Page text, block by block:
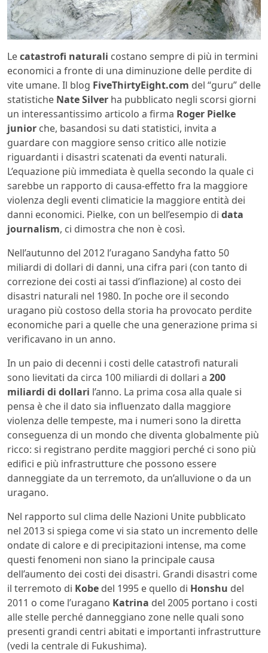
Lecatastrofi naturali costano sempre di più in termini
economici a fronte di una diminuzione delle perdite di
vite umane. Il blog FiveThirtyEight.com del “guru” delle
statistiche Nate Silver ha pubblicato negli scorsi giorni
un interessantissimo articolo a firma Roger Pielke
junior che, basandosi su dati statistici, invita a
guardare con maggiore senso critico alle notizie
riguardanti i disastri scatenati da eventi naturali.
L’equazione più immediata è quella secondo la quale ci
sarebbe un rapporto di causa-effetto fra la maggiore
violenza degli eventi climaticie la maggiore entità dei
danni economici. Pielke, con un bell’esempio di data
journalism, ci dimostra che non è così.
Nell’autunno del 2012 l’uragano Sandyha fatto 50
miliardi di dollari di danni, una cifra pari (con tanto di
correzione dei costi ai tassi d’inflazione) al costo dei
disastri naturali nel 1980. In poche ore il secondo
uragano più costoso della storia ha provocato perdite
economiche pari a quelle che una generazione prima si
verificavano in un anno.
In un paio di decenni i costi delle catastrofi naturali
sono lievitati da circa 100 miliardi di dollari a 200
miliardi di dollari l’anno. La prima cosa alla quale si
pensa è che il dato sia influenzato dalla maggiore
violenza delle tempeste, ma i numeri sono la diretta
conseguenza di un mondo che diventa globalmente più
ricco: si registrano perdite maggiori perché ci sono più
edifici e più infrastrutture che possono essere
danneggiate da un terremoto, da un’alluvione o da un
uragano.
Nel rapporto sul clima delle Nazioni Unite pubblicato
nel 2013 si spiega come vi sia stato un incremento delle
ondate di calore e di precipitazioni intense, ma come
questi fenomeni non siano la principale causa
dell’aumento dei costi dei disastri. Grandi disastri come
il terremoto di Kobe del 1995 e quello di Honshu del
2011 o come l’uragano Katrina del 2005 portano i costi
alle stelle perché danneggiano zone nelle quali sono
presenti grandi centri abitati e importanti infrastrutture
(vedi la centrale di Fukushima).